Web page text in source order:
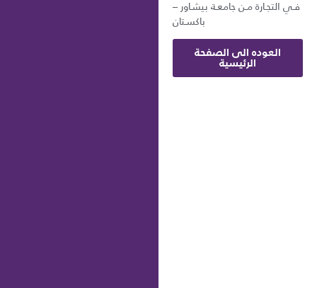
فـي التجـارة مـن جامعـة بيشـاور –
باكسـتان
العوده الى الصفحة
الرئيسية